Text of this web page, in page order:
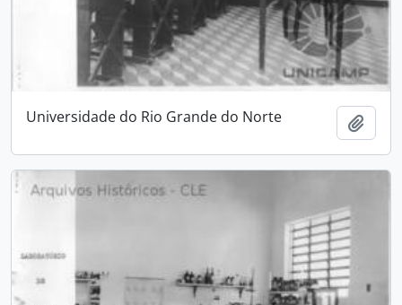
Universidade do Rio Grande do Norte